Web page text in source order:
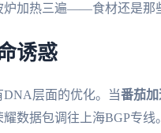
炉加热三遍——食材还是那
诱惑
层面的优化。当番茄
数据包调往上海BGP专